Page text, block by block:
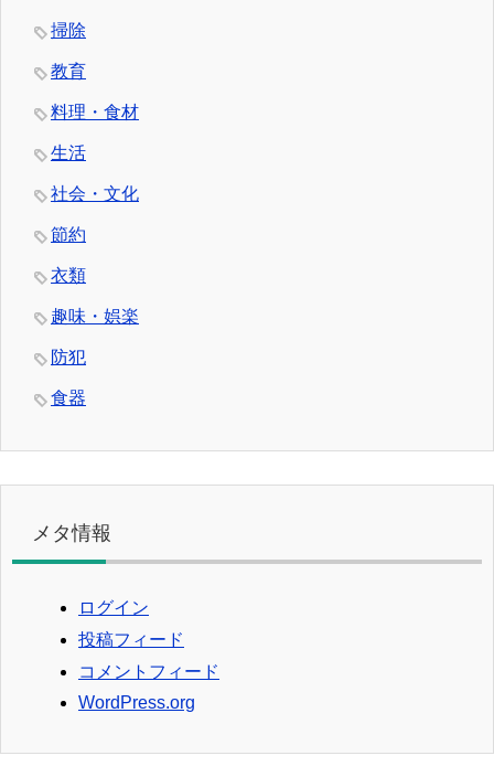
掃除
教育
料理・食材
生活
社会・文化
節約
衣類
趣味・娯楽
防犯
食器
メタ情報
ログイン
投稿フィード
コメントフィード
WordPress.org